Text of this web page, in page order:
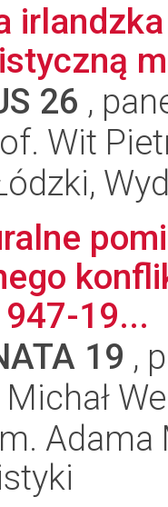
26 ,
Wit
19...
19 ,